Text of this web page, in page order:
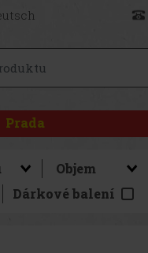
Prada
Dárkové balení